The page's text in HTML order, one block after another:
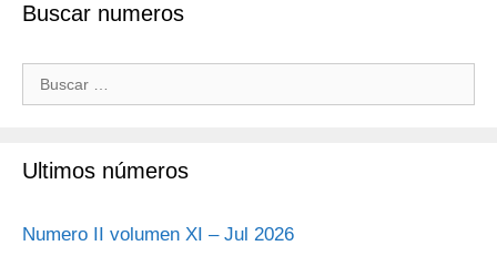
Buscar numeros
Ultimos números
Numero II volumen XI – Jul 2026